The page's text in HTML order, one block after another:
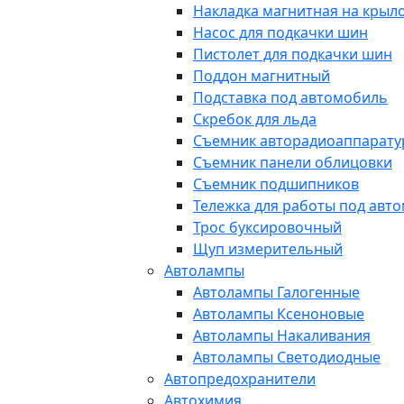
Накладка магнитная на
Насос для подкачки шин
Пистолет для подкачки шин
Поддон магнитный
Подставка под автомобиль
Скребок для льда
Съемник
Съемник панели облицовки
Съемник подшипников
Тележка для работы под
Трос буксировочный
Щуп измерительный
Автолампы
Автолампы Галогенные
Автолампы Ксеноновые
Автолампы Накаливания
Автолампы Светодиодные
Автопредохранители